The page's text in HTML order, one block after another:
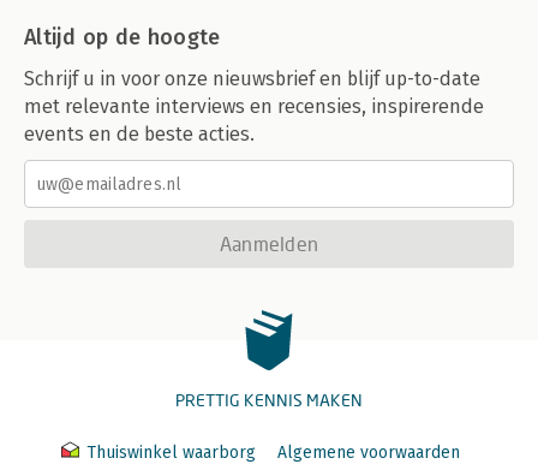
Altijd op de hoogte
Schrijf u in voor onze nieuwsbrief en blijf up-to-date
met relevante interviews en recensies, inspirerende
events en de beste acties.
Aanmelden
PRETTIG KENNIS MAKEN
Thuiswinkel waarborg
Algemene voorwaarden